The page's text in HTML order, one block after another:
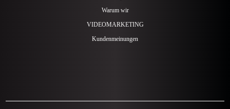
Warum wir
VIDEOMARKETING
Kundenmeinungen